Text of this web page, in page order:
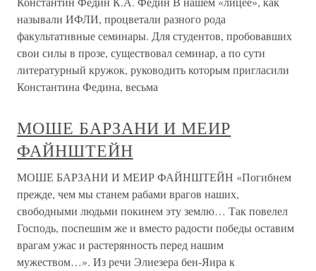
называли ИФЛИ, процветали разного рода
факультативные семинары. Для студентов, пробовавших
свои силы в прозе, существовал семинар, а по сути
литературный кружок, руководить которым пригласили
Константина Федина, весьма
МОШЕ БАРЗАНИ И МЕИР
ФАЙНШТЕЙН
МОШЕ БАРЗАНИ И МЕИР ФАЙНШТЕЙН «Погибнем
прежде, чем мы станем рабами врагов наших,
свободными людьми покинем эту землю… Так повелел
Господь, поспешим же и вместо радости победы оставим
врагам ужас и растерянность перед нашим
мужеством…». Из речи Элиезера бен-Яира к